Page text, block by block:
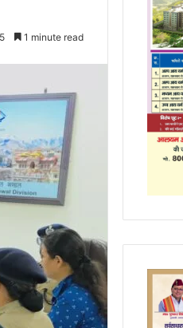
1 minute read